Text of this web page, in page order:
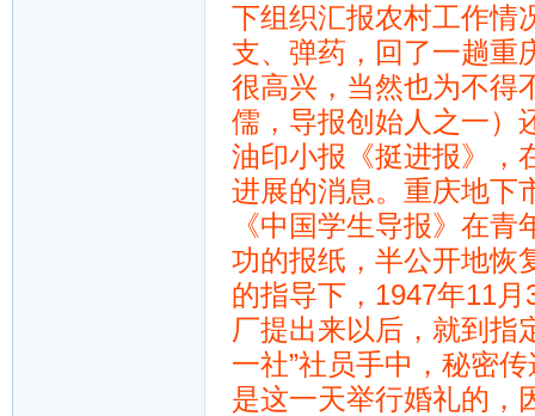
下组织汇报农村工作情
支、弹药，回了一趟重
很高兴，当然也为不得
儒，导报创始人之一）
油印小报《挺进报》，
进展的消息。重庆地下
《中国学生导报》在
功的报纸，半公开地恢
的指导下，1947年11
厂提出来以后，就到指
一社”社员手中，秘密
是这一天举行婚礼的，